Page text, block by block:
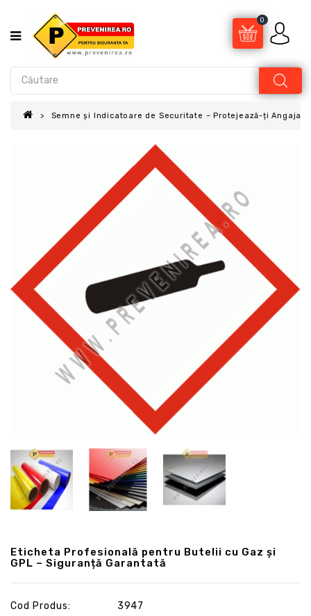
0
Semne și Indicatoare de Securitate – Protejează-ți
Eticheta Profesională pentru Butelii cu Gaz și
GPL – Siguranță Garantată
Cod Produs:
3947